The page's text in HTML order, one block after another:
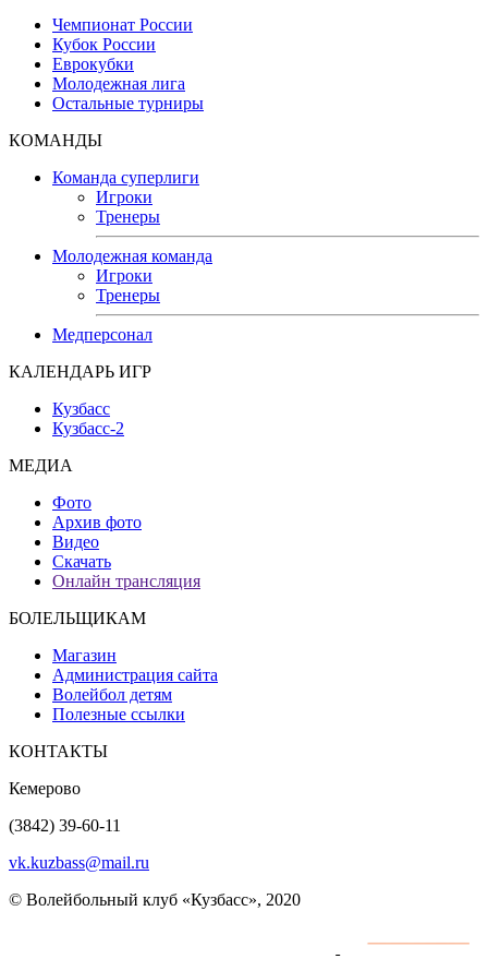
Чемпионат России
Кубок России
Еврокубки
Молодежная лига
Остальные турниры
КОМАНДЫ
Команда суперлиги
Игроки
Тренеры
Молодежная команда
Игроки
Тренеры
Медперсонал
КАЛЕНДАРЬ ИГР
Кузбасс
Кузбасс-2
МЕДИА
Фото
Архив фото
Видео
Скачать
Онлайн трансляция
БОЛЕЛЬЩИКАМ
Магазин
Администрация сайта
Волейбол детям
Полезные ссылки
КОНТАКТЫ
Кемерово
(3842) 39-60-11
vk.kuzbass@mail.ru
© Волейбольный клуб «Кузбасс», 2020